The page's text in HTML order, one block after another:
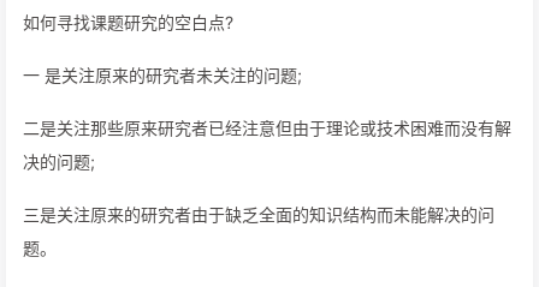
如何寻找课题研究的空白点?
一 是关注原来的研究者未关注的问题;
二是关注那些原来研究者已经注意但由于理论或技术困难而没有解
决的问题;
三是关注原来的研究者由于缺乏全面的知识结构而未能解决的问
题。